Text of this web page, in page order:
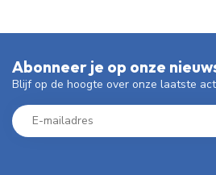
Abonneer je op onze
Blijf op de hoogte over onze laatste